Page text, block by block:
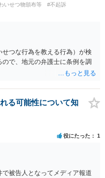
いせつ物頒布等 #不起訴
つな行為を教える行為）が検
で、地元の弁護士に条例を調
る可能性について知
役にたった 1
被告人となってメディア報道